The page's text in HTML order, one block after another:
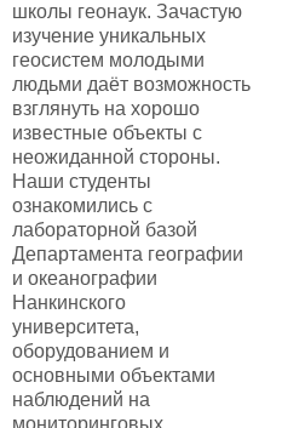
школы геонаук. Зачастую
изучение уникальных
геосистем молодыми
людьми даёт возможность
взглянуть на хорошо
известные объекты с
неожиданной стороны.
Наши студенты
ознакомились с
лабораторной базой
Департамента географии
и океанографии
Нанкинского
университета,
оборудованием и
основными объектами
наблюдений на